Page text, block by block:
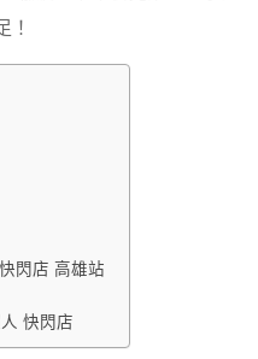
閃店 高雄站
快閃店